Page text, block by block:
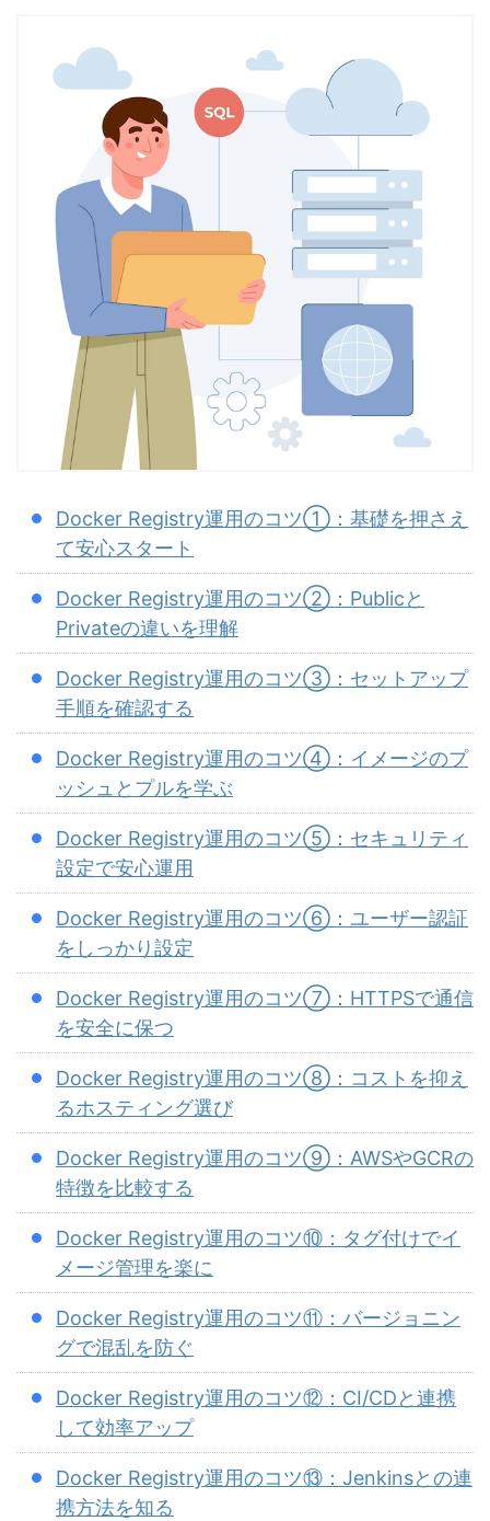
Docker Registry運用のコツ①：基礎を押さえ
て安心スタート
Docker Registry運用のコツ②：Publicと
Privateの違いを理解
Docker Registry運用のコツ③：セットアップ
手順を確認する
Docker Registry運用のコツ④：イメージのプ
ッシュとプルを学ぶ
Docker Registry運用のコツ⑤：セキュリティ
設定で安心運用
Docker Registry運用のコツ⑥：ユーザー認証
をしっかり設定
Docker Registry運用のコツ⑦：HTTPSで通信
を安全に保つ
Docker Registry運用のコツ⑧：コストを抑え
るホスティング選び
Docker Registry運用のコツ⑨：AWSやGCRの
特徴を比較する
Docker Registry運用のコツ⑩：タグ付けでイ
メージ管理を楽に
Docker Registry運用のコツ⑪：バージョニン
グで混乱を防ぐ
Docker Registry運用のコツ⑫：CI/CDと連携
して効率アップ
Docker Registry運用のコツ⑬：Jenkinsとの連
携方法を知る